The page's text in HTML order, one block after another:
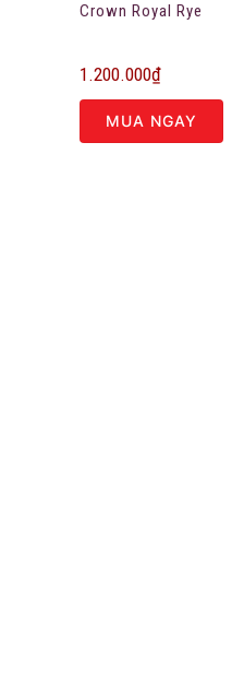
Crown Royal Rye
1.200.000₫
MUA NGAY